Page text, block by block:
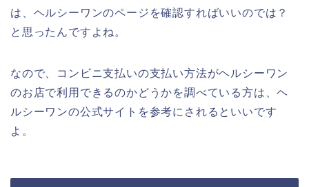
は、ヘルシーワンのページを確認すればいいのでは？
と思ったんですよね。
なので、コンビニ支払いの支払い方法がヘルシーワン
のお店で利用できるのかどうかを調べている方は、ヘ
ルシーワンの公式サイトを参考にされるといいです
よ。